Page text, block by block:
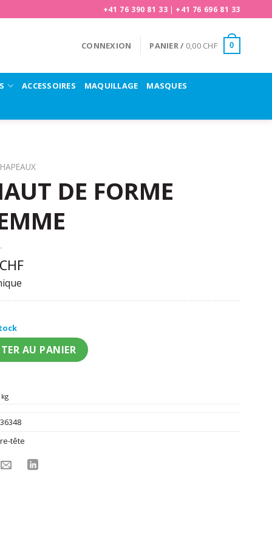
+41 76 390 81 33 | +41 76 696 81 33
CONNEXION PANIER / 0,00 CHF 0
ACCESSOIRES MAQUILLAGE MASQUES
DE FORME
haut de forme noir femme
AU PANIER
36348
tête